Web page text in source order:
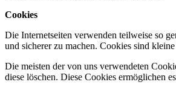
Cookies
Die Internetseiten verwenden teilweise so
und sicherer zu machen. Cookies sind
Die meisten der von uns verwendeten
diese löschen. Diese Cookies ermöglichen